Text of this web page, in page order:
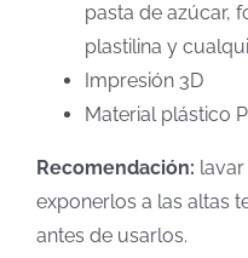
pasta de azúcar,
plastilina y
Impresión 3D
Material plástico
Recomendación:
exponerlos a las altas
antes de usarlos.